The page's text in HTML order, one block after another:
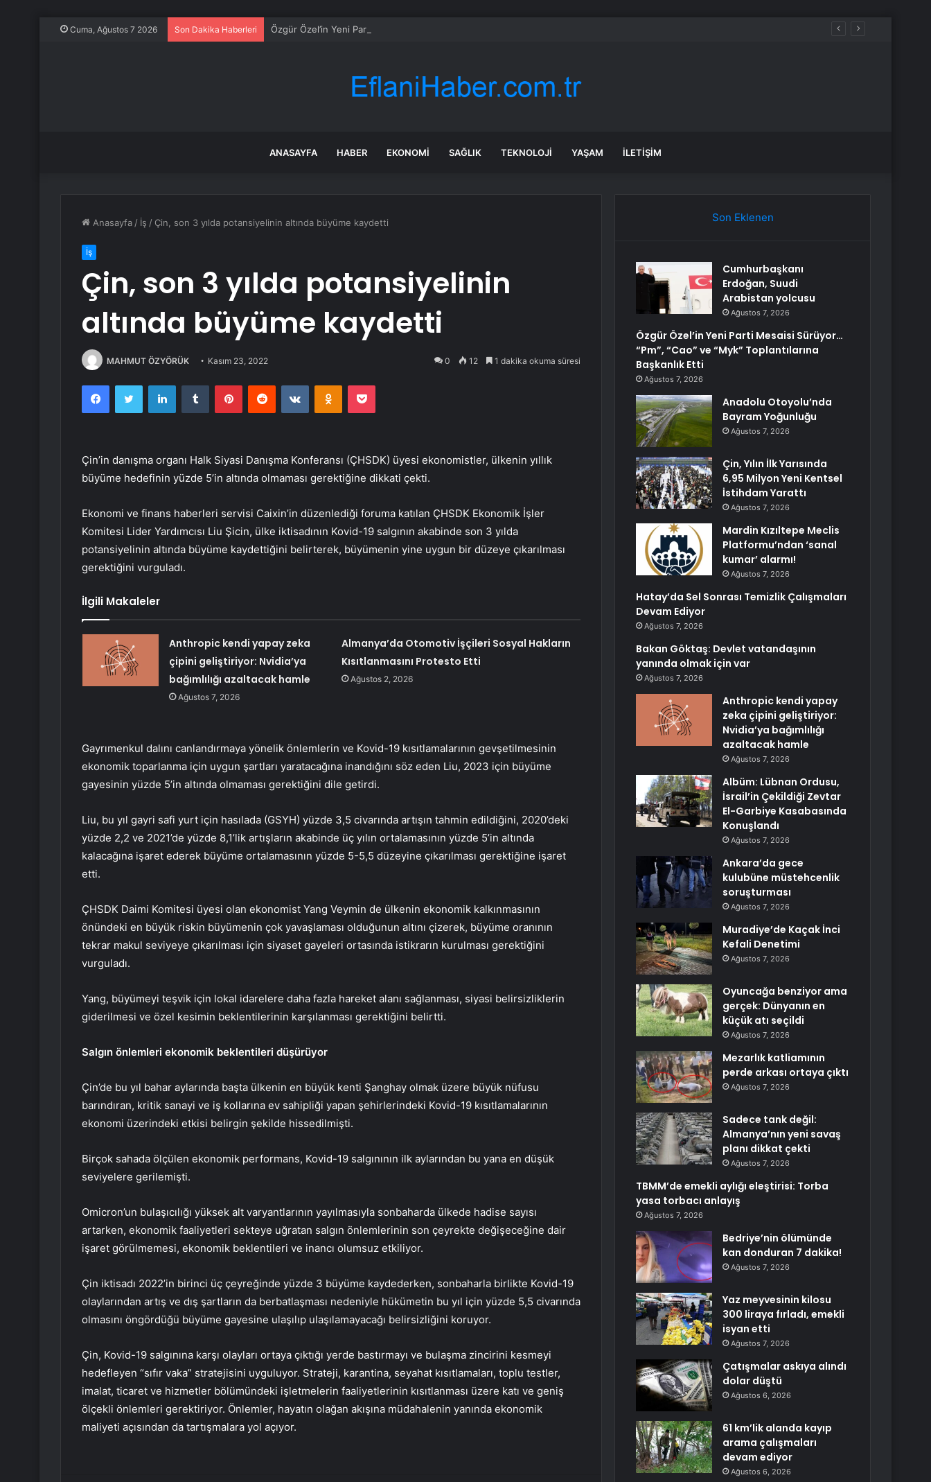
Cuma, Ağustos 7 2026 Son Dakika Haberleri Özgür Özel’in Yeni Parti Mesaisi Sürüyor… “Pm”, “Cao” ve “Myk” Toplantılarına Başkanlık Etti
ANASAYFA HABER EKONOMI SAĞLIK TEKNOLOJI YAŞAM İLETIŞIM
Anasayfa / İş / Çin, son 3 yılda potansiyelinin altında büyüme kaydetti
İş
Çin, son 3 yılda potansiyelinin
altında büyüme kaydetti
MAHMUT ÖZYÖRÜK Kasım 23, 2022 0 12 1 dakika okuma süresi
FacebookTwitter LinkedInTumblr PinterestReddit VKontakteOdnoklassniki
Pocket
Çin’in danışma organı Halk Siyasi Danışma Konferansı (ÇHSDK) üyesi ekonomistler, ülkenin yıllık
büyüme hedefinin yüzde 5’in altında olmaması gerektiğine dikkati çekti.
Ekonomi ve finans haberleri servisi Caixin’in düzenlediği foruma katılan ÇHSDK Ekonomik İşler
Komitesi Lider Yardımcısı Liu Şicin, ülke iktisadının Kovid-19 salgının akabinde son 3 yılda
potansiyelinin altında büyüme kaydettiğini belirterek, büyümenin yine uygun bir düzeye çıkarılması
gerektiğini vurguladı.
İlgili Makaleler
Anthropic kendi yapay zeka
çipini geliştiriyor: Nvidia’ya
bağımlılığı azaltacak hamle
Ağustos 7, 2026
Almanya’da Otomotiv İşçileri Sosyal Hakların
Kısıtlanmasını Protesto Etti
Ağustos 2, 2026
Gayrımenkul dalını canlandırmaya yönelik önlemlerin ve Kovid-19 kısıtlamalarının gevşetilmesinin
ekonomik toparlanma için uygun şartları yaratacağına inandığını söz eden Liu, 2023 için büyüme
gayesinin yüzde 5’in altında olmaması gerektiğini dile getirdi.
Liu, bu yıl gayri safi yurt için hasılada (GSYH) yüzde 3,5 civarında artışın tahmin edildiğini, 2020’deki
yüzde 2,2 ve 2021’de yüzde 8,1’lik artışların akabinde üç yılın ortalamasının yüzde 5’in altında
kalacağına işaret ederek büyüme ortalamasının yüzde 5-5,5 düzeyine çıkarılması gerektiğine işaret
etti.
ÇHSDK Daimi Komitesi üyesi olan ekonomist Yang Veymin de ülkenin ekonomik kalkınmasının
önündeki en büyük riskin büyümenin çok yavaşlaması olduğunun altını çizerek, büyüme oranının
tekrar makul seviyeye çıkarılması için siyaset gayeleri ortasında istikrarın kurulması gerektiğini
vurguladı.
Yang, büyümeyi teşvik için lokal idarelere daha fazla hareket alanı sağlanması, siyasi belirsizliklerin
giderilmesi ve özel kesimin beklentilerinin karşılanması gerektiğini belirtti.
Salgın önlemleri ekonomik beklentileri düşürüyor
Çin’de bu yıl bahar aylarında başta ülkenin en büyük kenti Şanghay olmak üzere büyük nüfusu
barındıran, kritik sanayi ve iş kollarına ev sahipliği yapan şehirlerindeki Kovid-19 kısıtlamalarının
ekonomi üzerindeki etkisi belirgin şekilde hissedilmişti.
Birçok sahada ölçülen ekonomik performans, Kovid-19 salgınının ilk aylarından bu yana en düşük
seviyelere gerilemişti.
Omicron’un bulaşıcılığı yüksek alt varyantlarının yayılmasıyla sonbaharda ülkede hadise sayısı
artarken, ekonomik faaliyetleri sekteye uğratan salgın önlemlerinin son çeyrekte değişeceğine dair
işaret görülmemesi, ekonomik beklentileri ve inancı olumsuz etkiliyor.
Çin iktisadı 2022’in birinci üç çeyreğinde yüzde 3 büyüme kaydederken, sonbaharla birlikte Kovid-19
olaylarından artış ve dış şartların da berbatlaşması nedeniyle hükümetin bu yıl için yüzde 5,5 civarında
olmasını öngördüğü büyüme gayesine ulaşılıp ulaşılamayacağı belirsizliğini koruyor.
Çin, Kovid-19 salgınına karşı olayları ortaya çıktığı yerde bastırmayı ve bulaşma zincirini kesmeyi
hedefleyen “sıfır vaka” stratejisini uyguluyor. Strateji, karantina, seyahat kısıtlamaları, toplu testler,
imalat, ticaret ve hizmetler bölümündeki işletmelerin faaliyetlerinin kısıtlanması üzere katı ve geniş
ölçekli önlemleri gerektiriyor. Önlemler, hayatın olağan akışına müdahalenin yanında ekonomik
maliyeti açısından da tartışmalara yol açıyor.
Son Eklenen
Cumhurbaşkanı
Erdoğan, Suudi
Arabistan yolcusu
Ağustos 7, 2026
Özgür Özel’in Yeni Parti Mesaisi Sürüyor…
“Pm”, “Cao” ve “Myk” Toplantılarına
Başkanlık Etti
Ağustos 7, 2026
Anadolu Otoyolu’nda
Bayram Yoğunluğu
Ağustos 7, 2026
Çin, Yılın İlk Yarısında
6,95 Milyon Yeni Kentsel
İstihdam Yarattı
Ağustos 7, 2026
Mardin Kızıltepe Meclis
Platformu’ndan ‘sanal
kumar’ alarmı!
Ağustos 7, 2026
Hatay’da Sel Sonrası Temizlik Çalışmaları
Devam Ediyor
Ağustos 7, 2026
Bakan Göktaş: Devlet vatandaşının
yanında olmak için var
Ağustos 7, 2026
Anthropic kendi yapay
zeka çipini geliştiriyor:
Nvidia’ya bağımlılığı
azaltacak hamle
Ağustos 7, 2026
Albüm: Lübnan Ordusu,
İsrail’in Çekildiği Zevtar
El-Garbiye Kasabasında
Konuşlandı
Ağustos 7, 2026
Ankara’da gece
kulubüne müstehcenlik
soruşturması
Ağustos 7, 2026
Muradiye’de Kaçak İnci
Kefali Denetimi
Ağustos 7, 2026
Oyuncağa benziyor ama
gerçek: Dünyanın en
küçük atı seçildi
Ağustos 7, 2026
Mezarlık katliamının
perde arkası ortaya çıktı
Ağustos 7, 2026
Sadece tank değil:
Almanya’nın yeni savaş
planı dikkat çekti
Ağustos 7, 2026
TBMM’de emekli aylığı eleştirisi: Torba
yasa torbacı anlayış
Ağustos 7, 2026
Bedriye’nin ölümünde
kan donduran 7 dakika!
Ağustos 7, 2026
Yaz meyvesinin kilosu
300 liraya fırladı, emekli
isyan etti
Ağustos 7, 2026
Çatışmalar askıya alındı
dolar düştü
Ağustos 6, 2026
61 km’lik alanda kayıp
arama çalışmaları
devam ediyor
Ağustos 6, 2026